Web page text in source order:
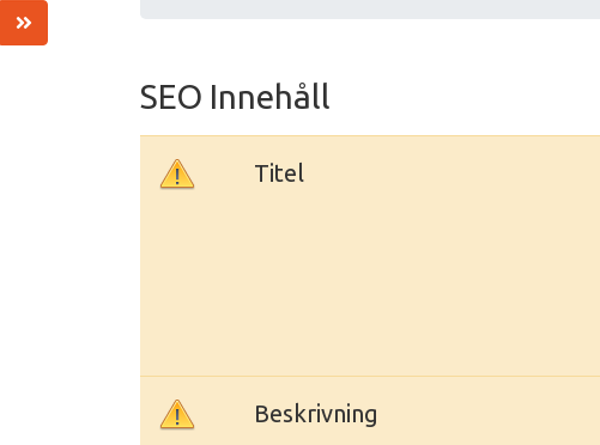
SEO Innehåll
Titel
Beskrivning